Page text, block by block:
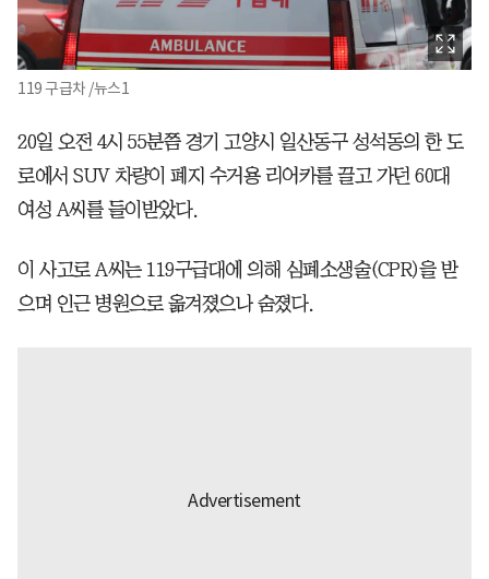
119 구급차 /뉴스1
20일 오전 4시 55분쯤 경기 고양시 일산동구 성석동의 한 도
로에서 SUV 차량이 폐지 수거용 리어카를 끌고 가던 60대
여성 A씨를 들이받았다.
이 사고로 A씨는 119구급대에 의해 심폐소생술(CPR)을 받
으며 인근 병원으로 옮겨졌으나 숨졌다.